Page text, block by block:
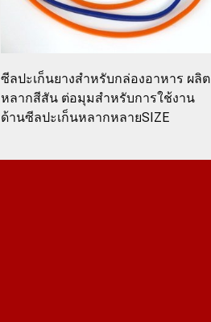
ซีลปะเก็นยางสำหรับกล่องอาหาร ผลิต
หลากสีสัน ต่อมุมสำหรับการใช้งาน
ด้านซีลปะเก็นหลากหลายSIZE